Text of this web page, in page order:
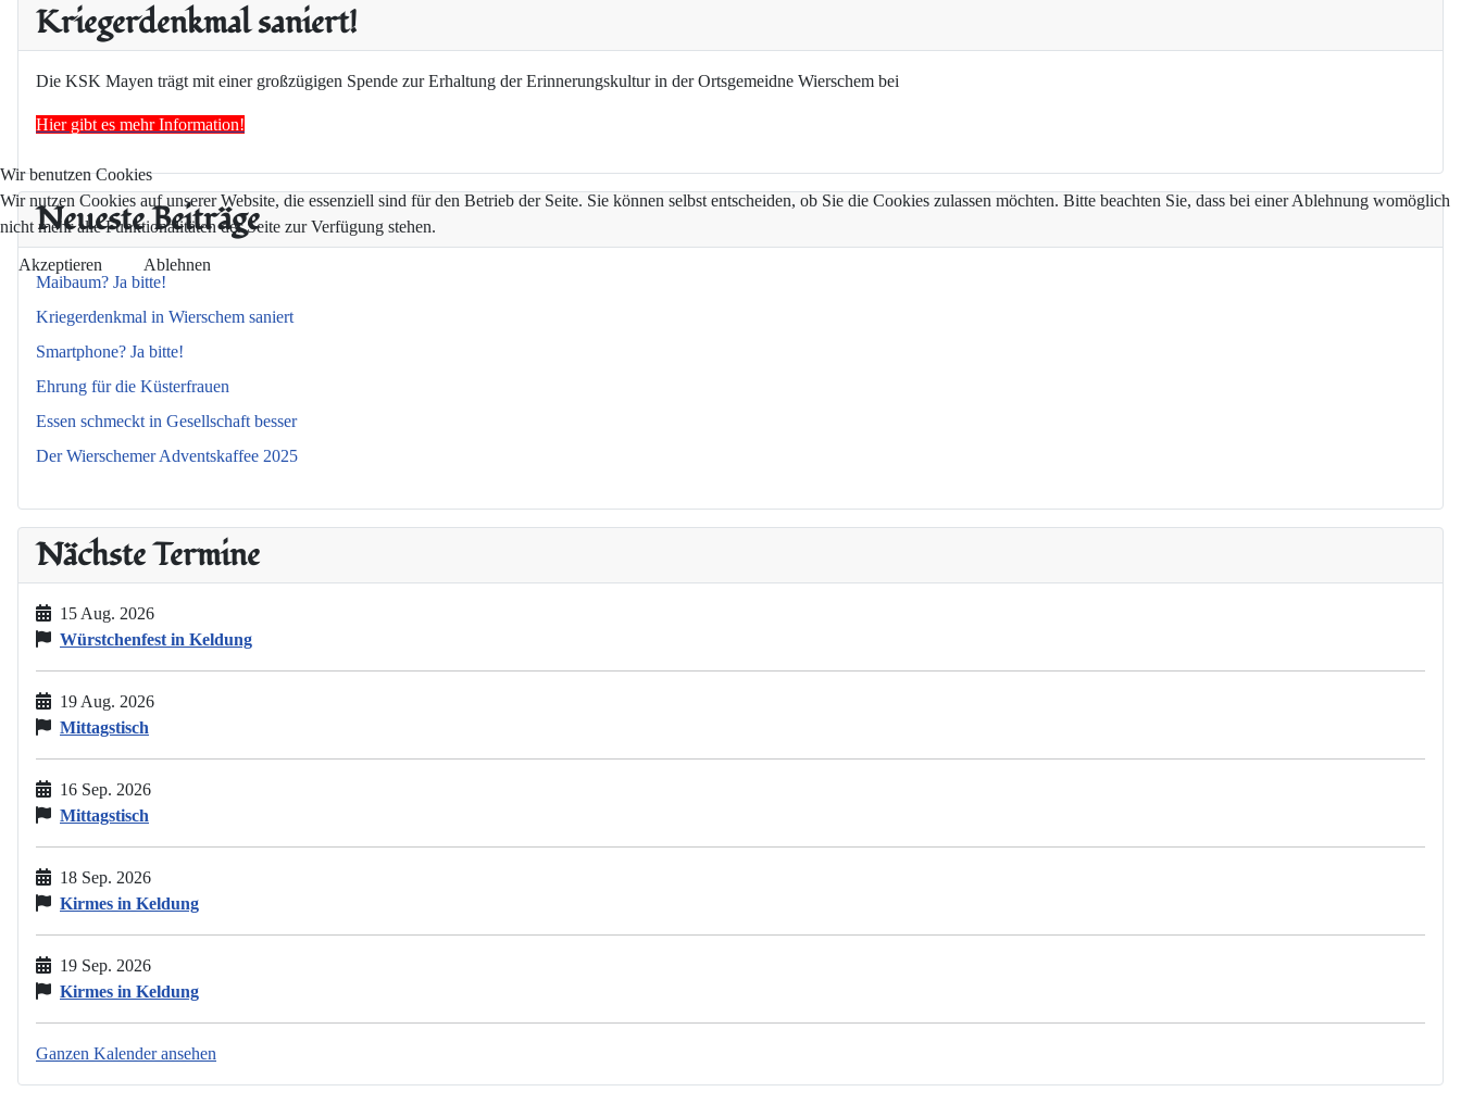
Kriegerdenkmal saniert!
Die KSK Mayen trägt mit einer großzügigen Spende zur Erhaltung der Erinnerungskultur in der Ortsgemeidne Wierschem bei
Hier gibt es mehr Information!
Neueste Beiträge
Maibaum? Ja bitte!
Kriegerdenkmal in Wierschem saniert
Smartphone? Ja bitte!
Ehrung für die Küsterfrauen
Essen schmeckt in Gesellschaft besser
Der Wierschemer Adventskaffee 2025
Nächste Termine
15 Aug. 2026
Würstchenfest in Keldung
19 Aug. 2026
Mittagstisch
16 Sep. 2026
Mittagstisch
18 Sep. 2026
Kirmes in Keldung
19 Sep. 2026
Kirmes in Keldung
Ganzen Kalender ansehen
Wir benutzen Cookies
Wir nutzen Cookies auf unserer Website, die essenziell sind für den Betrieb der Seite. Sie können selbst entscheiden, ob Sie die Cookies zulassen möchten. Bitte beachten Sie, dass bei einer Ablehnung womöglich
nicht mehr alle Funktionalitäten der Seite zur Verfügung stehen.
Akzeptieren Ablehnen